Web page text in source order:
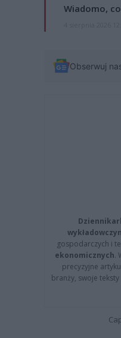
Wiadomo,
Obserwuj
gospodarczych i
ekonomicznych.
precyzyjne
branży, swoje